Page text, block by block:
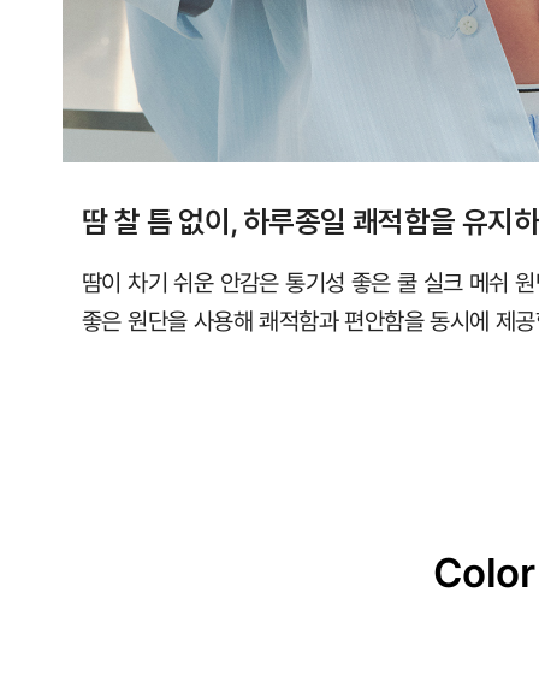
땀 찰 틈 없이, 하루종일 쾌적함을 유지
땀이 차기 쉬운 안감은 통기성 좋은 쿨 실크 메쉬
좋은 원단을 사용해 쾌적함과 편안함을 동시에 제
Color